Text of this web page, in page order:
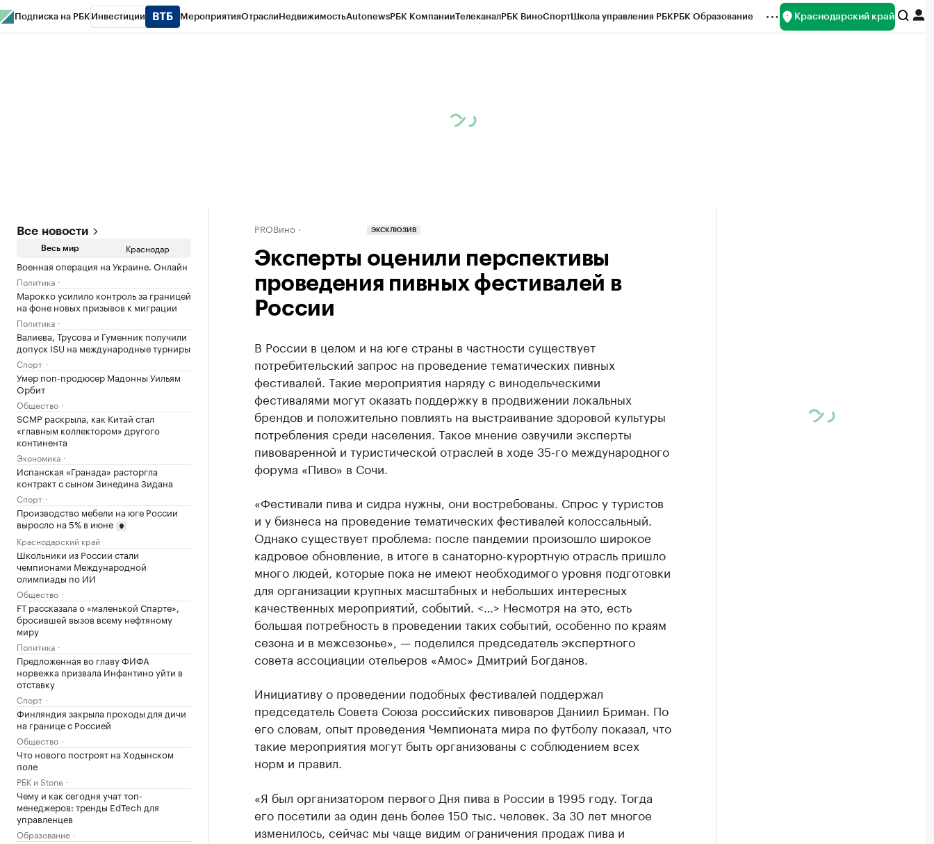
Подписка на РБК Инвестиции МероприятияОтраслиНедвижимостьAutonewsРБК КомпанииТелеканалРБК ВиноСпортШкола управления РБКРБК Образование Краснодарский край
Все новости
Весь мир Краснодар
Военная операция на Украине. Онлайн
Политика
Марокко усилило контроль за границей
на фоне новых призывов к миграции
Политика
Валиева, Трусова и Гуменник получили
допуск ISU на международные турниры
Спорт
Умер поп-продюсер Мадонны Уильям
Орбит
Общество
SCMP раскрыла, как Китай стал
«главным коллектором» другого
континента
Экономика
Испанская «Гранада» расторгла
контракт с сыном Зинедина Зидана
Спорт
Производство мебели на юге России
выросло на 5% в июне
Краснодарский край
Школьники из России стали
чемпионами Международной
олимпиады по ИИ
Общество
FT рассказала о «маленькой Спарте»,
бросившей вызов всему нефтяному
миру
Политика
Предложенная во главу ФИФА
норвежка призвала Инфантино уйти в
отставку
Спорт
Финляндия закрыла проходы для дичи
на границе с Россией
Общество
Что нового построят на Ходынском
поле
РБК и Stone
Чему и как сегодня учат топ-
менеджеров: тренды EdTech для
управленцев
Образование
PROВино ЭКСКЛЮЗИВ
Эксперты оценили перспективы
проведения пивных фестивалей в
России
В России в целом и на юге страны в частности существует
потребительский запрос на проведение тематических пивных
фестивалей. Такие мероприятия наряду с винодельческими
фестивалями могут оказать поддержку в продвижении локальных
брендов и положительно повлиять на выстраивание здоровой культуры
потребления среди населения. Такое мнение озвучили эксперты
пивоваренной и туристической отраслей в ходе 35-го международного
форума «Пиво» в Сочи.
«Фестивали пива и сидра нужны, они востребованы. Спрос у туристов
и у бизнеса на проведение тематических фестивалей колоссальный.
Однако существует проблема: после пандемии произошло широкое
кадровое обновление, в итоге в санаторно-курортную отрасль пришло
много людей, которые пока не имеют необходимого уровня подготовки
для организации крупных масштабных и небольших интересных
качественных мероприятий, событий. <…> Несмотря на это, есть
большая потребность в проведении таких событий, особенно по краям
сезона и в межсезонье», — поделился председатель экспертного
совета ассоциации отельеров «Амос» Дмитрий Богданов.
Инициативу о проведении подобных фестивалей поддержал
председатель Совета Союза российских пивоваров Даниил Бриман. По
его словам, опыт проведения Чемпионата мира по футболу показал, что
такие мероприятия могут быть организованы с соблюдением всех
норм и правил.
«Я был организатором первого Дня пива в России в 1995 году. Тогда
его посетили за один день более 150 тыс. человек. За 30 лет многое
изменилось, сейчас мы чаще видим ограничения продаж пива и